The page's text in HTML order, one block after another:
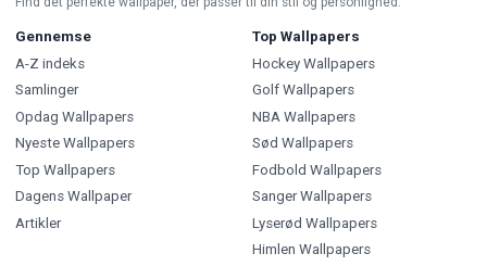
Gennemse
A-Z indeks
Samlinger
Opdag Wallpapers
Nyeste Wallpapers
Top Wallpapers
Dagens Wallpaper
Artikler
Top Wallpapers
Hockey Wallpapers
Golf Wallpapers
NBA Wallpapers
Sød Wallpapers
Fodbold Wallpapers
Sanger Wallpapers
Lyserød Wallpapers
Himlen Wallpapers